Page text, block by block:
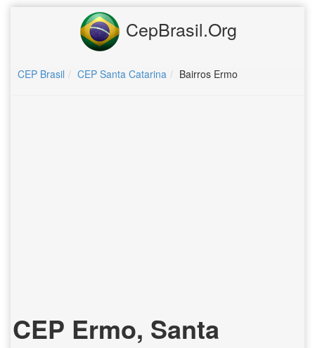
CepBrasil.Org
CEP Brasil CEP Santa Catarina Bairros Ermo
CEP Ermo, Santa